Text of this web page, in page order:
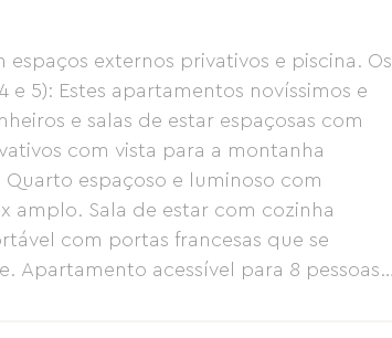
externos privativos e piscina. Os
e 5): Estes apartamentos novíssimos e
e salas de estar espaçosas com
com vista para a montanha
espaçoso e luminoso com
amplo. Sala de estar com cozinha
com portas francesas que se
Apartamento acessível para 8 pessoas